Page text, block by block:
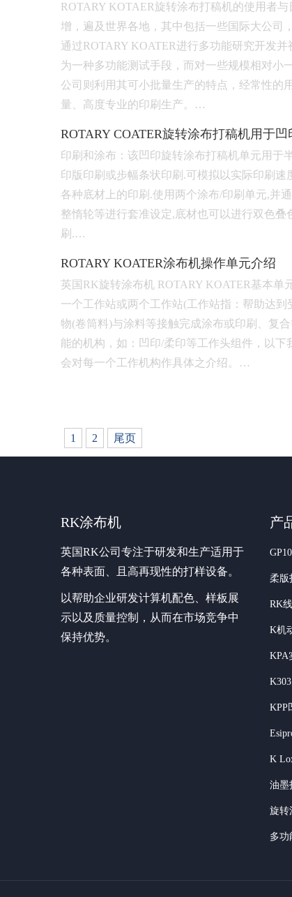
ROTARY KOTAER旋转涂布打稿机的使用者与
增，遍及世界各地，其中包括一些国际大公司
通过ROTARY KOATER进行多功能研究开发并
为一种多功能测试手段，而对一些规模相对小
公司则利用其可小批量生产的特点，经常性的
量、高度专业的印刷生产。…
ROTARY COATER旋转涂布打稿机用于凹
印刷和涂布：该凹印旋转涂布打稿机单元用于
印版印刷或步幅条状印刷.可模拟以实际印刷速
各种底材上的印刷.使用两个涂布/印刷单元,并
整惰轮等进行套准设定,底材也可以进行双色叠
刷.…
ROTARY KOATER涂布机操作单元介绍
英国RK旋转涂布机 ROTARY KOATER基本单
一个工作站或两个工作站(工作站指：帮助达到
物(卷筒料)与涂料等接触完成涂布或印刷、复
能的机构，如：凹印/柔印等工作头组件，以下
会对每一个工作机构作具体之介绍。…
1 2 尾页
RK涂布机
英国RK公司专注于研发和生产适用于
各种表面、且高再现性的打样设备。
以帮助企业研发计算机配色、样板展
示以及质量控制，从而在市场竞争中
保持优势。
产
柔版
RK
K机
KPA
KPP
K
油墨
旋转
多功